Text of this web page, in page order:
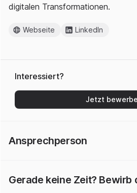
digitalen Transformationen.
Webseite LinkedIn
Interessiert?
Jetzt
Ansprechperson
Gerade keine Zeit? Bewirb